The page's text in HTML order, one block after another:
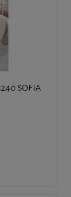
SOFIA